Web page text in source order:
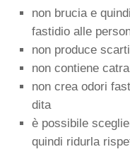
non brucia e
fastidio alle
non produce
non contiene
non crea odori
dita
è possibile
quindi ridurla